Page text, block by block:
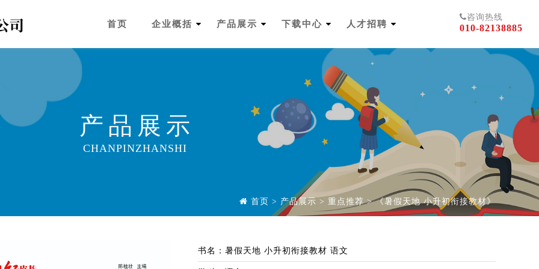
咨询热线
010-82138885
首页 企业概括 产品展示 下载中心 人才招聘
产品展示
CHANPINZHANSHI
首页 > 产品展示 > 重点推荐>《暑假天地 小升初衔接教材》
书名：暑假天地 小升初衔接教材 语文